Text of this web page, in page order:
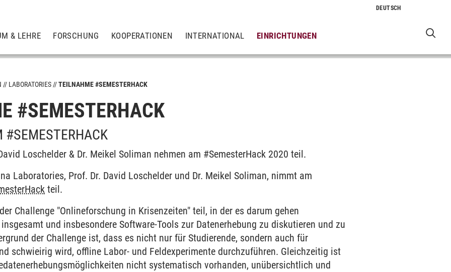
& LEHRE FORSCHUNG KOOPERATIONEN INTERNATIONAL EINRICHTUNGEN
LABORATORIES TEILNAHME #SEMESTERHACK
#SEMESTERHACK
Loschelder & Dr. Meikel Soliman nehmen am #SemesterHack 2020 teil.
Laboratories, Prof. Dr. David Loschelder und Dr. Meikel Soliman, nimmt am
teil.
Challenge "Onlineforschung in Krisenzeiten" teil, in der es darum gehen
und insbesondere Software-Tools zur Datenerhebung zu diskutieren und zu
der Challenge ist, dass es nicht nur für Studierende, sondern auch für
schwieirig wird, offline Labor- und Feldexperimente durchzuführen. Gleichzeitig ist
nicht systematisch vorhanden, unübersichtlich und